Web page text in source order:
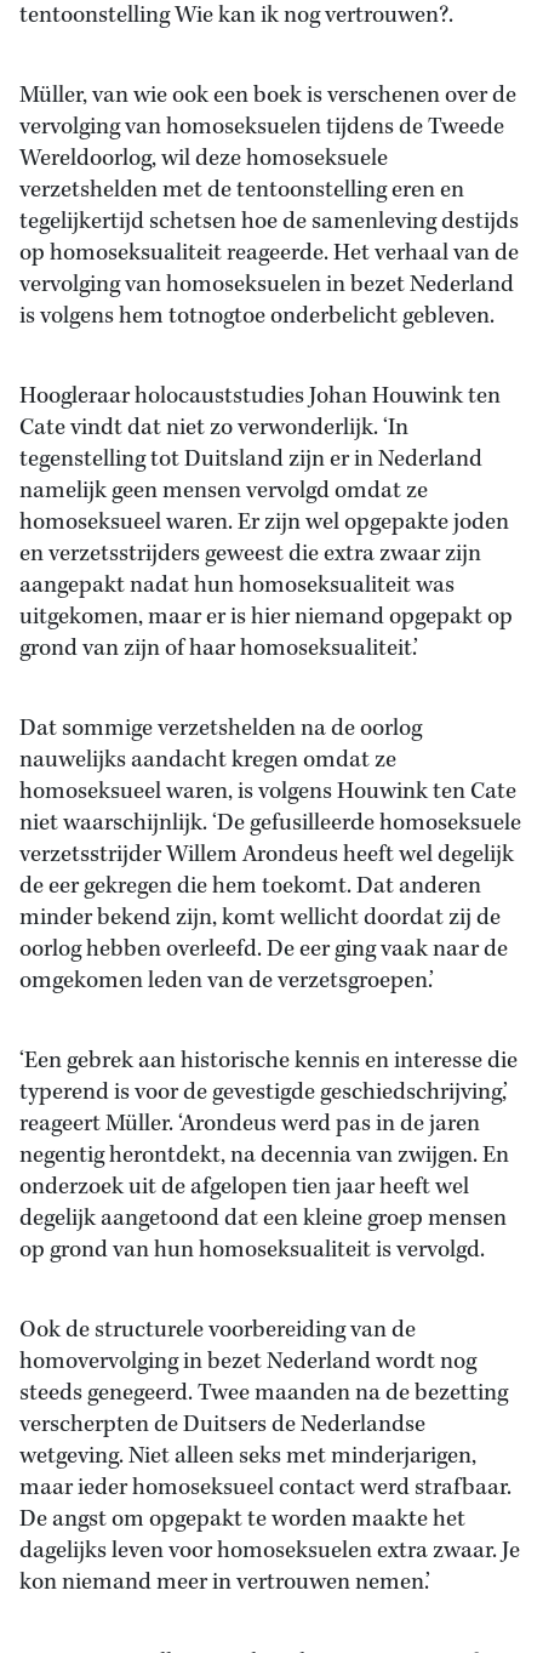
tentoonstelling Wie kan ik nog vertrouwen?.
Müller, van wie ook een boek is verschenen over de
vervolging van homoseksuelen tijdens de Tweede
Wereldoorlog, wil deze homoseksuele
verzetshelden met de tentoonstelling eren en
tegelijkertijd schetsen hoe de samenleving destijds
op homoseksualiteit reageerde. Het verhaal van de
vervolging van homoseksuelen in bezet Nederland
is volgens hem totnogtoe onderbelicht gebleven.
Hoogleraar holocauststudies Johan Houwink ten
Cate vindt dat niet zo verwonderlijk. ‘In
tegenstelling tot Duitsland zijn er in Nederland
namelijk geen mensen vervolgd omdat ze
homoseksueel waren. Er zijn wel opgepakte joden
en verzetsstrijders geweest die extra zwaar zijn
aangepakt nadat hun homoseksualiteit was
uitgekomen, maar er is hier niemand opgepakt op
grond van zijn of haar homoseksualiteit.’
Dat sommige verzetshelden na de oorlog
nauwelijks aandacht kregen omdat ze
homoseksueel waren, is volgens Houwink ten Cate
niet waarschijnlijk. ‘De gefusilleerde homoseksuele
verzetsstrijder Willem Arondeus heeft wel degelijk
de eer gekregen die hem toekomt. Dat anderen
minder bekend zijn, komt wellicht doordat zij de
oorlog hebben overleefd. De eer ging vaak naar de
omgekomen leden van de verzetsgroepen.’
‘Een gebrek aan historische kennis en interesse die
typerend is voor de gevestigde geschiedschrijving,’
reageert Müller. ‘Arondeus werd pas in de jaren
negentig herontdekt, na decennia van zwijgen. En
onderzoek uit de afgelopen tien jaar heeft wel
degelijk aangetoond dat een kleine groep mensen
op grond van hun homoseksualiteit is vervolgd.
Ook de structurele voorbereiding van de
homovervolging in bezet Nederland wordt nog
steeds genegeerd. Twee maanden na de bezetting
verscherpten de Duitsers de Nederlandse
wetgeving. Niet alleen seks met minderjarigen,
maar ieder homoseksueel contact werd strafbaar.
De angst om opgepakt te worden maakte het
dagelijks leven voor homoseksuelen extra zwaar. Je
kon niemand meer in vertrouwen nemen.’